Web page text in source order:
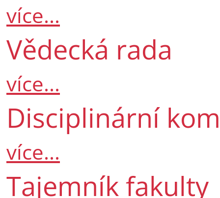
více...
Vědecká rada
více...
Disciplinární
více...
Tajemník fakulty